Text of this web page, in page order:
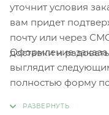
уточнит условия
вам придет
почту или через
доставки и
Оформление
выглядит
полностью форму